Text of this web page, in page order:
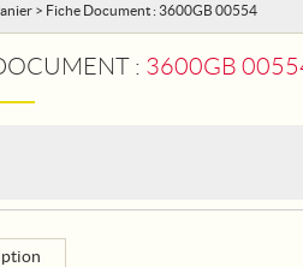
> Fiche Document : 3600GB 00554
: 3600GB 00554 -